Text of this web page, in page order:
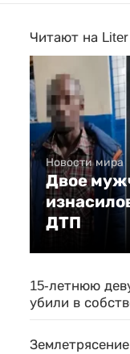
Читают на Liter
Новости мира
Двое
ДТП
15-летнюю
убили в